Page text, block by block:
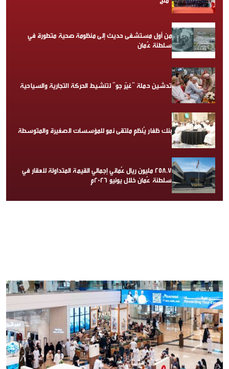
من أول مستشفى حديث إلى منظومة صحية متطورة في
سلطنة عُمان
تدشين حملة “غيّر جو” لتنشيط الحركة التجارية والسياحية
بنك ظفار يُنظم ملتقى نمو للمؤسسات الصغيرة والمتوسطة
258.7 مليون ريال عُماني إجمالي القيمة المتداولة للعقار في
سلطنة عُمان خلال يونيو 2026م